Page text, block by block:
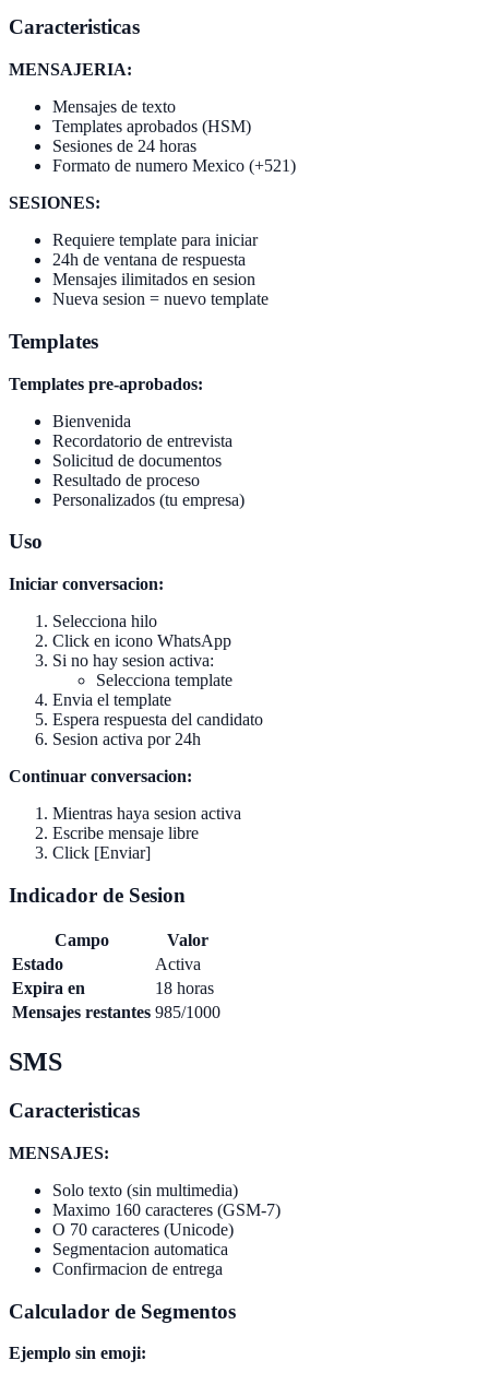
Caracteristicas
MENSAJERIA:
Mensajes de texto
Templates aprobados (HSM)
Sesiones de 24 horas
Formato de numero Mexico (+521)
SESIONES:
Requiere template para iniciar
24h de ventana de respuesta
Mensajes ilimitados en sesion
Nueva sesion = nuevo template
Templates
Templates pre-aprobados:
Bienvenida
Recordatorio de entrevista
Solicitud de documentos
Resultado de proceso
Personalizados (tu empresa)
Uso
Iniciar conversacion:
Selecciona hilo
Click en icono WhatsApp
Si no hay sesion activa:
Selecciona template
Envia el template
Espera respuesta del candidato
Sesion activa por 24h
Continuar conversacion:
Mientras haya sesion activa
Escribe mensaje libre
Click [Enviar]
Indicador de Sesion
Campo
Valor
Estado
Activa
Expira en
18 horas
Mensajes restantes 985/1000
SMS
Caracteristicas
MENSAJES:
Solo texto (sin multimedia)
Maximo 160 caracteres (GSM-7)
O 70 caracteres (Unicode)
Segmentacion automatica
Confirmacion de entrega
Calculador de Segmentos
Ejemplo sin emoji: